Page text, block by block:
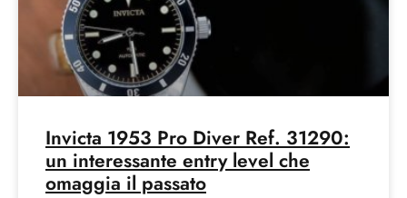
Invicta 1953 Pro Diver Ref. 31290:
un interessante entry level che
omaggia il passato